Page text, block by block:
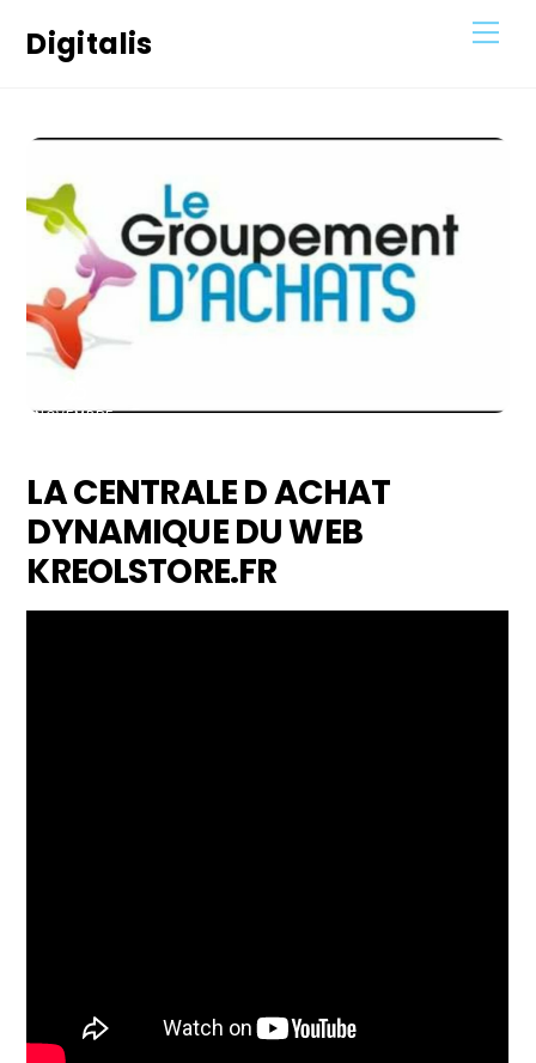
Digitalis
NOVEMBRE
LA CENTRALE D ACHAT
DYNAMIQUE DU WEB
KREOLSTORE.FR